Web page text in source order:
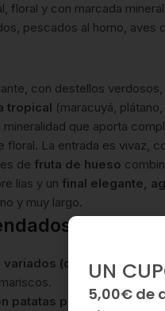
floral y con marcada
pescados al horno, aves
con destellos
tropical (maracuyá,
mineralidad que aporta
floral. La entrada es vivaz,
de fruta de hueso
lías y un final elegante,
y muy largo.
(ostras,
patatas panaderas:La
UN
5,00€ de